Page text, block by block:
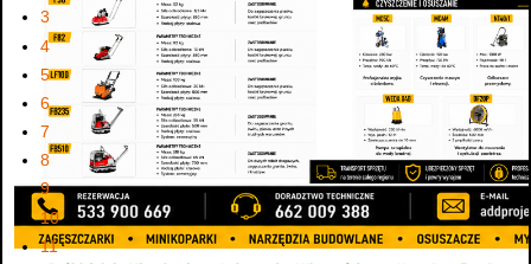
3
4
5
6
7
8
9
10
11